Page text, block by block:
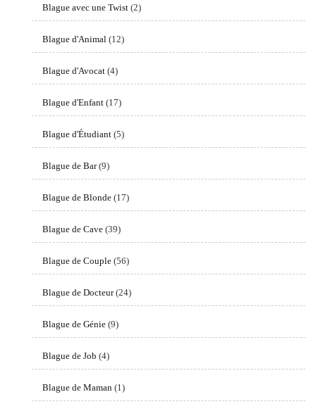
Blague avec une Twist (2)
Blague d'Animal (12)
Blague d'Avocat (4)
Blague d'Enfant (17)
Blague d'Étudiant (5)
Blague de Bar(9)
Blague de Blonde (17)
Blague de Cave (39)
Blague de Couple (56)
Blague de Docteur(24)
Blague de Génie (9)
Blague de Job (4)
Blague de Maman (1)